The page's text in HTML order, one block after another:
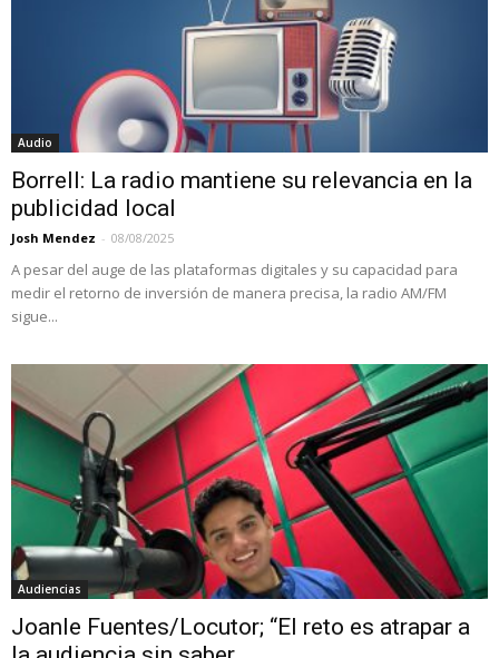
Audio
Borrell: La radio mantiene su relevancia en la
publicidad local
Josh Mendez - 08/08/2025
A pesar del auge de las plataformas digitales y su capacidad para
medir el retorno de inversión de manera precisa, la radio AM/FM
sigue...
Audiencias
Joanle Fuentes/Locutor; “El reto es atrapar a